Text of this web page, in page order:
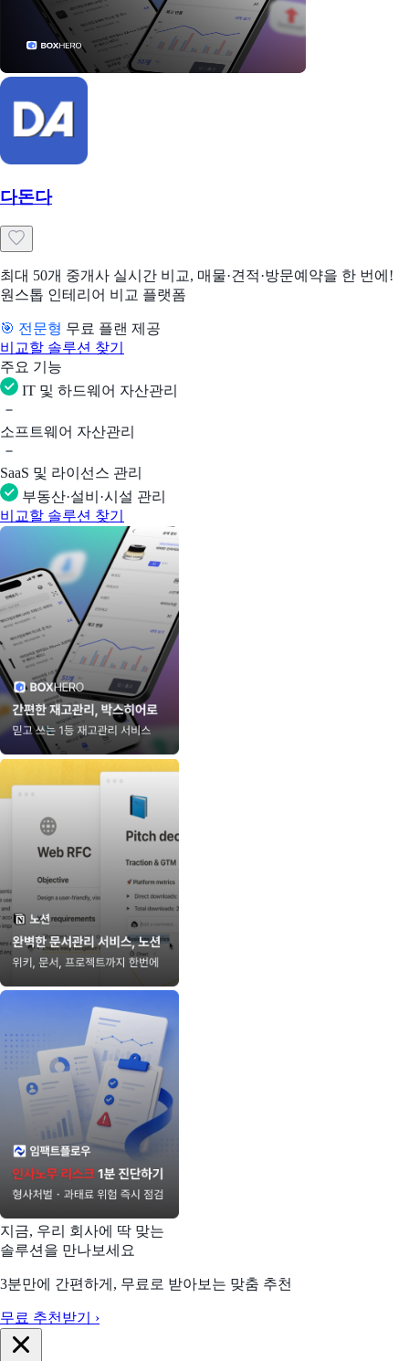
다돈다
최대 50개 중개사 실시간 비교, 매물·견적·방문예약을 한 번에!
원스톱 인테리어 비교 플랫폼
🎯 전문형 무료 플랜 제공
비교할 솔루션 찾기
주요 기능
IT 및 하드웨어 자산관리
소프트웨어 자산관리
SaaS 및 라이선스 관리
부동산·설비·시설 관리
비교할 솔루션 찾기
지금, 우리 회사에 딱 맞는
솔루션을 만나보세요
3분만에 간편하게, 무료로 받아보는 맞춤 추천
무료 추천받기 ›